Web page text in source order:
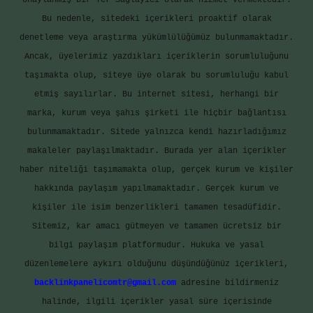
Bu nedenle, sitedeki içerikleri proaktif olarak
denetleme veya araştırma yükümlülüğümüz bulunmamaktadır.
Ancak, üyelerimiz yazdıkları içeriklerin sorumluluğunu
taşımakta olup, siteye üye olarak bu sorumluluğu kabul
etmiş sayılırlar. Bu internet sitesi, herhangi bir
marka, kurum veya şahıs şirketi ile hiçbir bağlantısı
bulunmamaktadır. Sitede yalnızca kendi hazırladığımız
makaleler paylaşılmaktadır. Burada yer alan içerikler
haber niteliği taşımamakta olup, gerçek kurum ve kişiler
hakkında paylaşım yapılmamaktadır. Gerçek kurum ve
kişiler ile isim benzerlikleri tamamen tesadüfidir.
Sitemiz, kar amacı gütmeyen ve tamamen ücretsiz bir
bilgi paylaşım platformudur. Hukuka ve yasal
düzenlemelere aykırı olduğunu düşündüğünüz içerikleri,
backlinkpanelicomtr@gmail.com adresine bildirmeniz
halinde, ilgili içerikler yasal süre içerisinde